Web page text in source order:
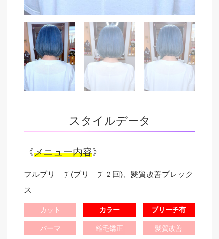
スタイルデータ
《メニュー内容》
フルブリーチ(ブリーチ２回)、髪質改善プレック
ス
カット カラー ブリーチ有
パーマ 縮毛矯正 髪質改善